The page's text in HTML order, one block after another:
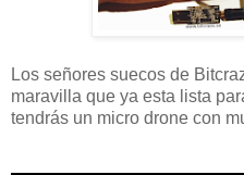
Los señores suecos de
maravilla que ya esta lista
tendrás un micro drone con